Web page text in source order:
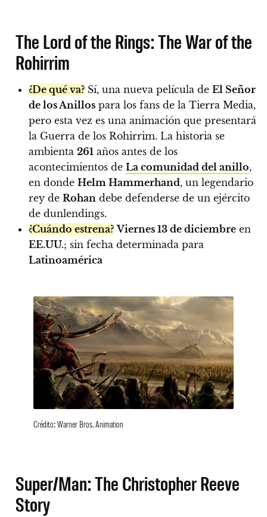
The Lord of the Rings: The War of the
Rohirrim
¿De qué va? Sí, una nueva película de El Señor
de los Anillos para los fans de la Tierra Media,
pero esta vez es una animación que presentará
la Guerra de los Rohirrim. La historia se
ambienta 261 años antes de los
acontecimientos de La comunidad del anillo,
en donde Helm Hammerhand, un legendario
rey de Rohan debe defenderse de un ejército
de dunlendings.
¿Cuándo estrena? Viernes 13 de diciembre en
EE.UU.; sin fecha determinada para
Latinoamérica
Crédito: Warner Bros. Animation
Super/Man: The Christopher Reeve
Story